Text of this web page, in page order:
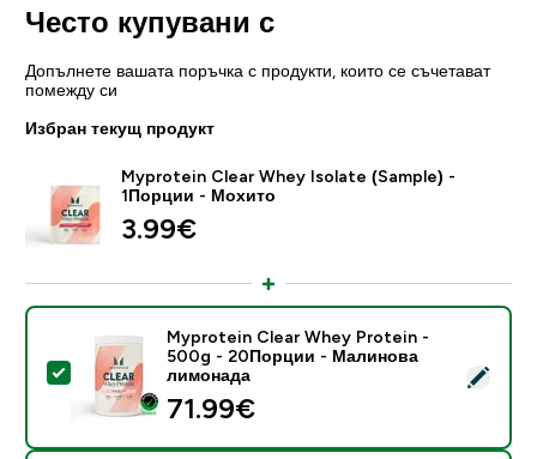
Често купувани с
Допълнете вашата поръчка с продукти, които се съчетават
помежду си
Избран текущ продукт
Myprotein Clear Whey Isolate (Sample) -
1Порции - Мохито
3.99€‎
Select this product - Myprotein Clear Whey Protein
Myprotein Clear Whey Protein -
500g - 20Порции - Малинова
лимонада
71.99€‎